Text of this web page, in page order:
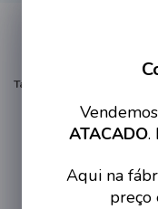
Tamanho
ATACADO.
Aqui na
preço